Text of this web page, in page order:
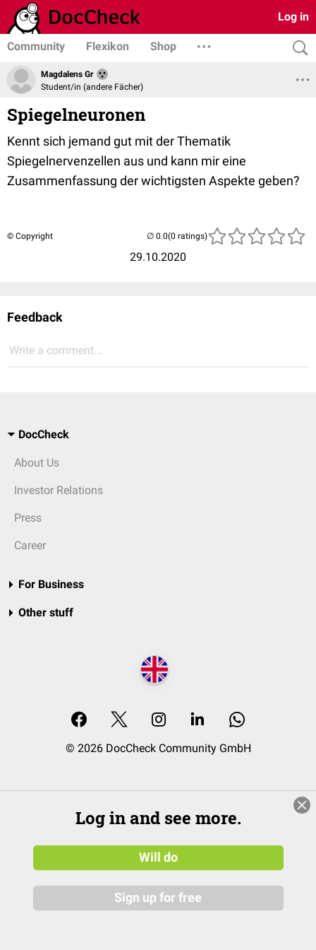
Log in
Community Flexikon Shop
Magdalens Gr
Student/in (andere Fächer)
Spiegelneuronen
Kennt sich jemand gut mit der Thematik
Spiegelnervenzellen aus und kann mir eine
Zusammenfassung der wichtigsten Aspekte geben?
© Copyright
29.10.2020
(0 ratings)
Feedback
Write a comment...
DocCheck
About Us
Investor Relations
Press
Career
For Business
Other stuff
© 2026 DocCheck Community GmbH
Log in and see more.
Will do
Sign up for free